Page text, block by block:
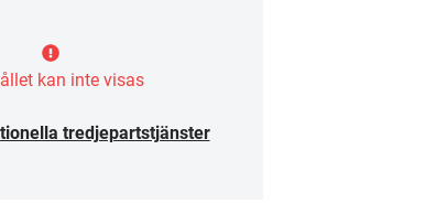
kan inte visas
tredjepartstjänster